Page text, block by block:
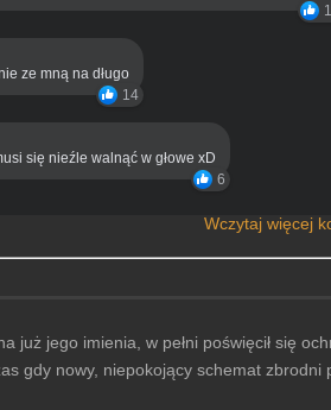
ze mną na długo
14
się nieźle walnąć w głowe xD
6
Wczytaj więcej
już jego imienia, w pełni poświęcił się
gdy nowy, niepokojący schemat